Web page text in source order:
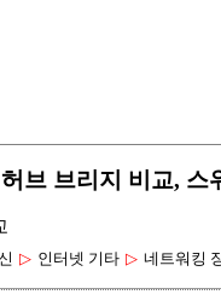
브 브리지 비교, 스
▷ 인터넷 기타 ▷ 네트워킹